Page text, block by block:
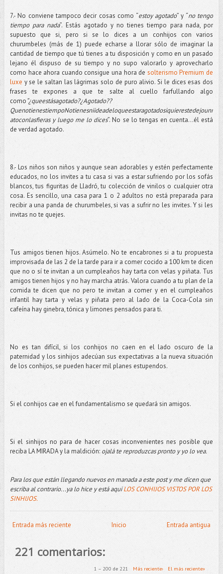
7.- No conviene tampoco decir cosas como “estoy agotado” y “no tengo
tiempo para nada”. Estás agotado y no tienes tiempo para nada, por
supuesto que si, pero si se lo dices a un conhijos con varios
churumbeles (más de 1) puede echarse a llorar sólo de imaginar la
cantidad de tiempo que tú tienes a tu disposición y como en un pasado
lejano él dispuso de su tiempo y no supo valorarlo y aprovecharlo
como hace ahora cuando consigue una hora de solterismo Premium de
luxe y se le saltan las lágrimas solo de puro alivio. Si le dices esas dos
frases te expones a que te salte al cuello farfullando algo
como“¿queestásagotado?¿Agotado??
QuenotienestiempoNotienesniideadeloqueestaragotadosiquierestedejounr
atoconlasfieras y luego me lo dices”. No se lo tengas en cuenta…él está
de verdad agotado.
8.- Los niños son niños y aunque sean adorables y estén perfectamente
educados, no los invites a tu casa si vas a estar sufriendo por los sofás
blancos, tus figuritas de Lladró, tu colección de vinilos o cualquier otra
cosa. Es sencillo, una casa para 1 o 2 adultos no está preparada para
recibir a una panda de churumbeles, si vas a sufrir no les invites. Y si les
invitas no te quejes.
Tus amigos tienen hijos. Asúmelo. No te encabrones si a tu propuesta
improvisada de las 2 de la tarde para ir a comer cocido a 100 km te dicen
que no o sí te invitan a un cumpleaños hay tarta con velas y piñata. Tus
amigos tienen hijos y no hay marcha atrás. Valora cuando a tu plan de la
comida te dicen que no pero te invitan a comer y en el cumpleaños
infantil hay tarta y velas y piñata pero al lado de la Coca-Cola sin
cafeína hay ginebra, tónica y limones pensados para ti.
No es tan difícil, si los conhijos no caen en el lado oscuro de la
paternidad y los sinhijos adecúan sus expectativas a la nueva situación
de los conhijos, se pueden hacer mil planes estupendos.
Si el conhijos cae en el fundamentalismo se quedará sin amigos.
Si el sinhijos no para de hacer cosas inconvenientes nes posible que
reciba LA MIRADA y la maldición: ojalá te reproduzcas pronto y yo lo vea.
Para los que están llegando nuevos en manada a este post y me dicen que
escriba al contrario...ya lo hice y está aquiLOS CONHIJOS VISTOS POR LOS
SINHIJOS.
Entrada más reciente Entrada antigua
Inicio
221 comentarios:
1 – 200 de 221 Más reciente› El más reciente»